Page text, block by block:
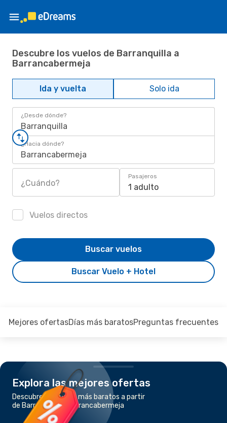
Descubre los vuelos de Barranquilla a
Barrancabermeja
Ida y vuelta Solo ida
¿Desde dónde?
Barranquilla
¿Hacia dónde?
Barrancabermeja
¿Cuándo?
Pasajeros
1 adulto
Vuelos directos
Buscar Vuelo + Hotel
Buscar vuelos
Mejores ofertasDías más baratosPreguntas frecuentes
Explora las mejores ofertas
Descubre los vuelos más baratos a partir
de Barranquilla a Barrancabermeja